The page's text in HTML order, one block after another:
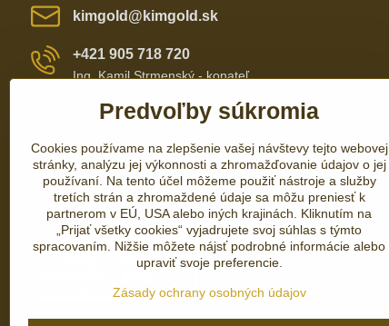
kimgold​@kimgold​.sk
+421 905 718 720
Ing. Kamil Strmenský - konateľ
+421 905 657 700
+421 337 735 110
Predvoľby súkromia
Cookies používame na zlepšenie vašej návštevy tejto webovej
stránky, analýzu jej výkonnosti a zhromažďovanie údajov o jej
používaní. Na tento účel môžeme použiť nástroje a služby
tretích strán a zhromaždené údaje sa môžu preniesť k
partnerom v EÚ, USA alebo iných krajinách. Kliknutím na
„Prijať všetky cookies“ vyjadrujete svoj súhlas s týmto
spracovaním. Nižšie môžete nájsť podrobné informácie alebo
upraviť svoje preferencie.
Zásady ochrany osobných údajov